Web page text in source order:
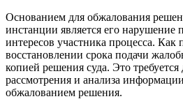
Основанием для обжалования
инстанции является его нарушение
интересов участника процесса. Как
восстановлении срока подачи
копией решения суда. Это
рассмотрения и анализа
обжалованием решения.